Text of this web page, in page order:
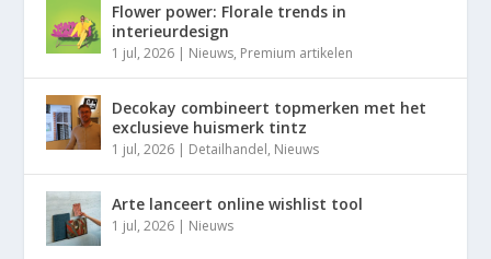
Flower power: Florale trends in
interieurdesign
1 jul, 2026 | Nieuws, Premium artikelen
Decokay combineert topmerken met het
exclusieve huismerk tintz
1 jul, 2026 | Detailhandel, Nieuws
Arte lanceert online wishlist tool
1 jul, 2026 | Nieuws